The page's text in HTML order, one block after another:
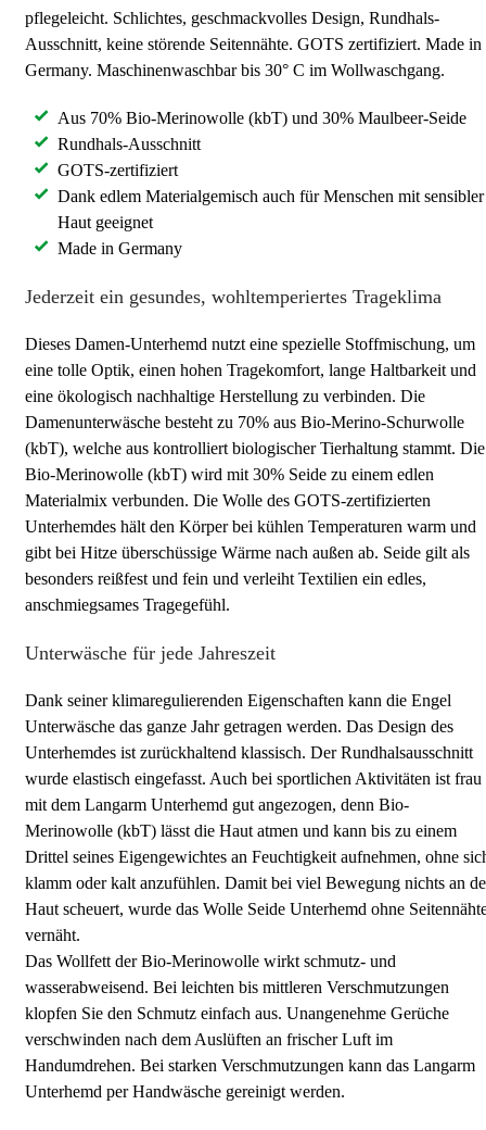
pflegeleicht. Schlichtes, geschmackvolles Design, Rundhals-
Ausschnitt, keine störende Seitennähte. GOTS zertifiziert. Made in
Germany. Maschinenwaschbar bis 30° C im Wollwaschgang.
Aus 70% Bio-Merinowolle (kbT) und 30% Maulbeer-Seide
Rundhals-Ausschnitt
GOTS-zertifiziert
Dank edlem Materialgemisch auch für Menschen mit sensibler
Haut geeignet
Made in Germany
Jederzeit ein gesundes, wohltemperiertes Trageklima
Dieses Damen-Unterhemd nutzt eine spezielle Stoffmischung, um
eine tolle Optik, einen hohen Tragekomfort, lange Haltbarkeit und
eine ökologisch nachhaltige Herstellung zu verbinden. Die
Damenunterwäsche besteht zu 70% aus Bio-Merino-Schurwolle
(kbT), welche aus kontrolliert biologischer Tierhaltung stammt. Die
Bio-Merinowolle (kbT) wird mit 30% Seide zu einem edlen
Materialmix verbunden. Die Wolle des GOTS-zertifizierten
Unterhemdes hält den Körper bei kühlen Temperaturen warm und
gibt bei Hitze überschüssige Wärme nach außen ab. Seide gilt als
besonders reißfest und fein und verleiht Textilien ein edles,
anschmiegsames Tragegefühl.
Unterwäsche für jede Jahreszeit
Dank seiner klimaregulierenden Eigenschaften kann die Engel
Unterwäsche das ganze Jahr getragen werden. Das Design des
Unterhemdes ist zurückhaltend klassisch. Der Rundhalsausschnitt
wurde elastisch eingefasst. Auch bei sportlichen Aktivitäten ist frau
mit dem Langarm Unterhemd gut angezogen, denn Bio-
Merinowolle (kbT) lässt die Haut atmen und kann bis zu einem
Drittel seines Eigengewichtes an Feuchtigkeit aufnehmen, ohne
klamm oder kalt anzufühlen. Damit bei viel Bewegung nichts an
Haut scheuert, wurde das Wolle Seide Unterhemd ohne
vernäht.
Das Wollfett der Bio-Merinowolle wirkt schmutz- und
wasserabweisend. Bei leichten bis mittleren Verschmutzungen
klopfen Sie den Schmutz einfach aus. Unangenehme Gerüche
verschwinden nach dem Auslüften an frischer Luft im
Handumdrehen. Bei starken Verschmutzungen kann das Langarm
Unterhemd per Handwäsche gereinigt werden.